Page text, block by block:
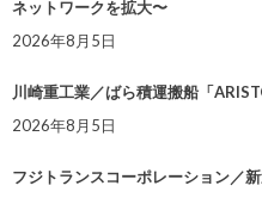
ネットワークを拡大〜
2026年8月5日
川崎重工業／ばら積運搬船「
2026年8月5日
フジトランスコーポレーション／